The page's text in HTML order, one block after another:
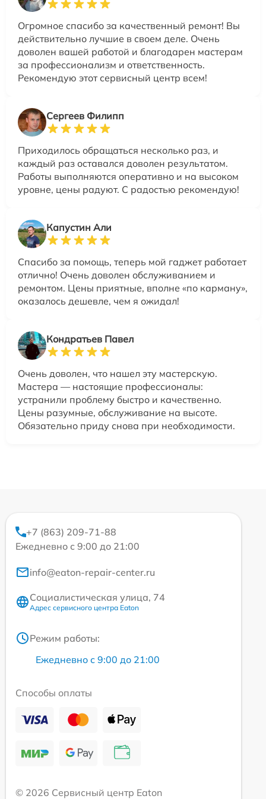
Огромное спасибо за качественный ремонт! Вы
действительно лучшие в своем деле. Очень
доволен вашей работой и благодарен мастерам
за профессионализм и ответственность.
Рекомендую этот сервисный центр всем!
Сергеев Филипп
Приходилось обращаться несколько раз, и
каждый раз оставался доволен результатом.
Работы выполняются оперативно и на высоком
уровне, цены радуют. С радостью рекомендую!
Капустин Али
Спасибо за помощь, теперь мой гаджет работает
отлично! Очень доволен обслуживанием и
ремонтом. Цены приятные, вполне «по карману»,
оказалось дешевле, чем я ожидал!
Кондратьев Павел
Очень доволен, что нашел эту мастерскую.
Мастера — настоящие профессионалы:
устранили проблему быстро и качественно.
Цены разумные, обслуживание на высоте.
Обязательно приду снова при необходимости.
+7 (863) 209-71-88
Ежедневно с 9:00 до 21:00
info@eaton-repair-center.ru
Социалистическая улица, 74
Адрес сервисного центра Eaton
Режим работы:
Ежедневно с 9:00 до 21:00
Способы оплаты
© 2026 Сервисный центр Eaton